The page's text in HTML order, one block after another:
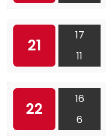
21
17
11
22
16
6